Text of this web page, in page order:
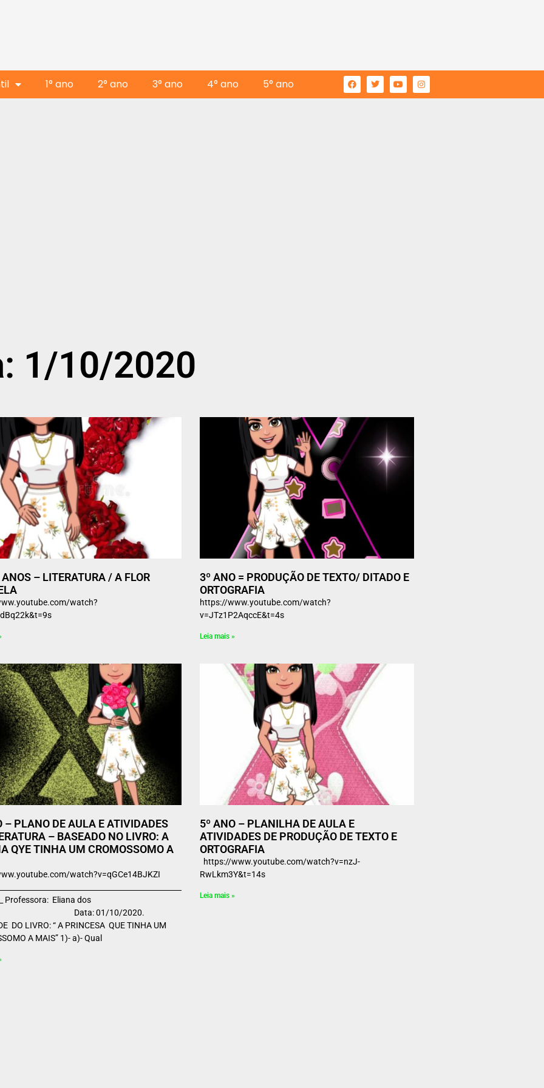
1° ano 2° ano 3° ano 4° ano 5° ano
1/10/2020
ANOS – LITERATURA / A FLOR
watch?
3º ANO = PRODUÇÃO DE TEXTO/ DITADO E
ORTOGRAFIA
https://www.youtube.com/watch?
v=JTz1P2AqccE&t=4s
Leia mais »
– PLANO DE AULA E ATIVIDADES
– BASEADO NO LIVRO: A
QYE TINHA UM CROMOSSOMO A
watch?v=qGCe14BJKZI
Professora: Eliana dos
Data: 01/10/2020.
DO LIVRO: “ A PRINCESA QUE TINHA UM
A MAIS” 1)- a)- Qual
5º ANO – PLANILHA DE AULA E
ATIVIDADES DE PRODUÇÃO DE TEXTO E
ORTOGRAFIA
https://www.youtube.com/watch?v=nzJ-
RwLkm3Y&t=14s
Leia mais »